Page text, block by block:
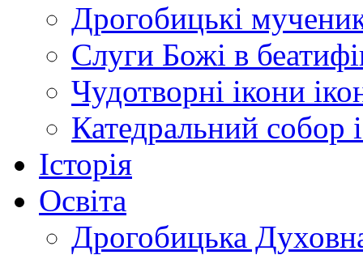
Дрогобицькі
Слуги Божі в
Чудотворні ікони
Катедральний собор
Історія
Освіта
Дрогобицька